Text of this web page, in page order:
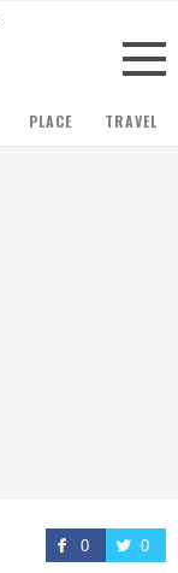
PLACE TRAVEL
0 0